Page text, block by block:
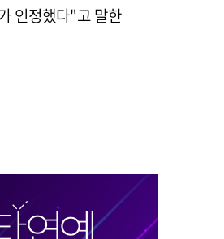
인정했다"고 말한